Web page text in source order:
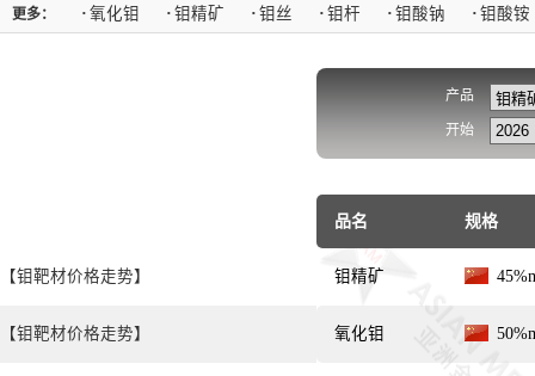
更多： · 氧化钼 · 钼精矿 · 钼丝 · 钼杆 · 钼酸钠 · 钼酸铵
【钼靶材价格走势】
【钼靶材价格走势】
产品
开始
品名 规格
钼精矿
氧化钼